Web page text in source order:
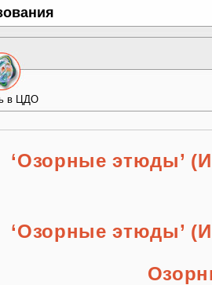
в ЦДО
‘Озорные этюды’
‘Озорные этюды’